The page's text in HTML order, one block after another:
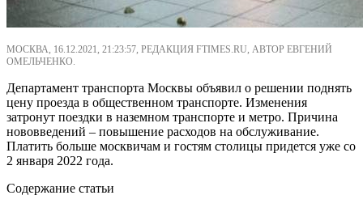
МОСКВА, 16.12.2021, 21:23:57, РЕДАКЦИЯ FTIMES.RU, АВТОР ЕВГЕНИЙ
ОМЕЛЬЧЕНКО.
Департамент транспорта Москвы объявил о решении поднять
цену проезда в общественном транспорте. Изменения
затронут поездки в наземном транспорте и метро. Причина
нововведений – повышение расходов на обслуживание.
Платить больше москвичам и гостям столицы придется уже со
2 января 2022 года.
Содержание статьи